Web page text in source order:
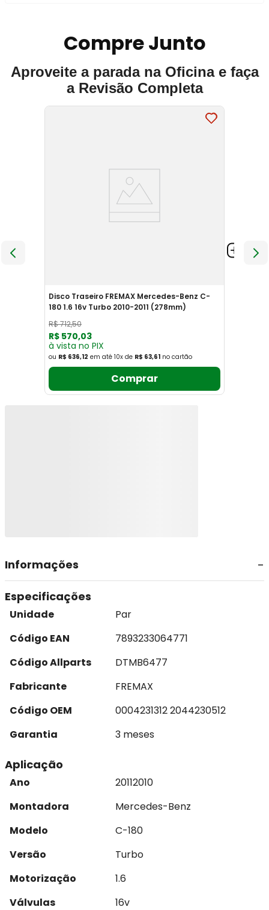
Compre Junto
Aproveite a parada na Oficina e faça
a Revisão Completa
Disco Traseiro FREMAX Mercedes-Benz C-
180 1.6 16v Turbo 2010-2011 (278mm)
R$712,50
R$ 570,03
à vista no PIX
ou R$ 636,12 em até 10x de R$ 63,61 no cartão
Comprar
Informações
Especificações
Unidade
Par
Código EAN
7893233064771
Código Allparts
DTMB6477
Fabricante
FREMAX
Código OEM
0004231312 2044230512
Garantia
3 meses
Aplicação
Ano 20112010
Montadora
Mercedes-Benz
Modelo
C-180
Versão
Turbo
Motorização
1.6
Válvulas
16v